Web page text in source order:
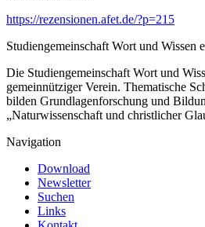
https://rezensionen.afet.de/?p=215
Studiengemeinschaft Wort und Wissen
Die Studiengemeinschaft Wort und
gemeinnütziger Verein. Thematische
bilden Grundlagenforschung und
„Naturwissenschaft und christlicher
Navigation
Download
Newsletter
Suchen
Links